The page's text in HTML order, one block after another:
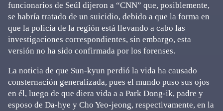
funcionarios de Seúl dijeron a “CNN” que, posiblemente,
se habría tratado de un suicidio, debido a que la forma en
que la policía de la región está llevando a cabo las
investigaciones correspondientes, sin embargo, esta
versión no ha sido confirmada por los forenses.
La noticia de que Sun-kyun perdió la vida ha causado
consternación generalizada, pues el mundo puso sus ojos
en él, luego de que diera vida a a Park Dong-ik, padre y
esposo de Da-hye y Cho Yeo-jeong, respectivamente, en la